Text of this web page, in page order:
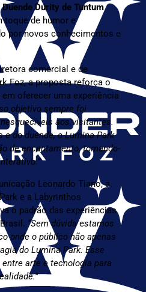
Duende Durity de Tuntum
toque de humor e
por novos conhecimentos e
comercial e de
Foz, a proposta reforça o
oferecer uma experiência
objetivo sempre foi
aos visitantes.
e do duende, o Lumina Park
de encantamento, tornando-
Leonardo Tiano, a
e a Labyrinthos
o padrão das experiências
“Sem dúvidaestamos
onde o público não apenas
do Lumina Park. Esse
arte e tecnologia para